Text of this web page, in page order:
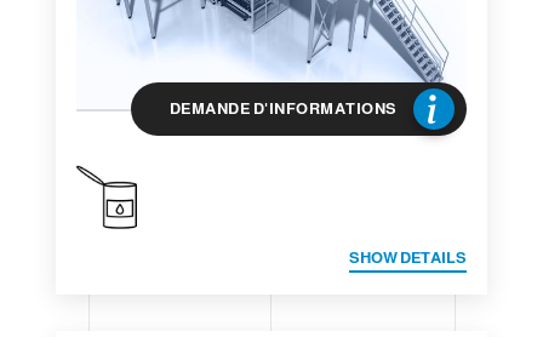
DEMANDE D'INFORMATIONS
SHOW DETAILS